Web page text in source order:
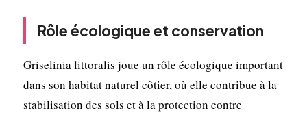
Rôle écologique et conservation
Griselinia littoralis joue un rôle écologique important
dans son habitat naturel côtier, où elle contribue à la
stabilisation des sols et à la protection contre